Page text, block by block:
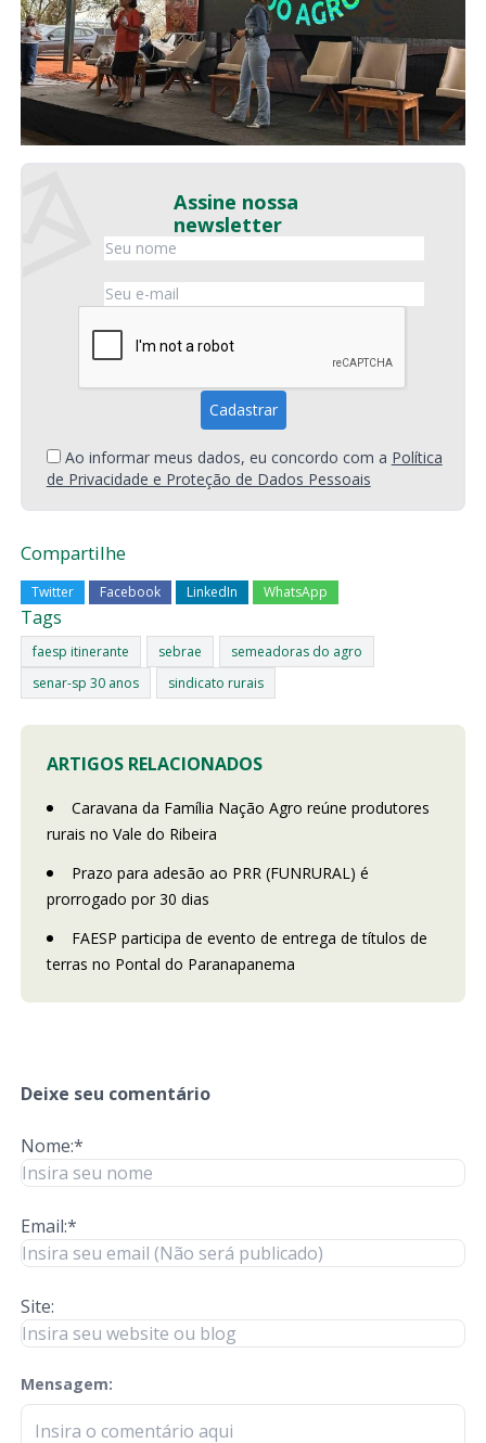
Assine nossa
newsletter
Ao informar meus dados, eu concordo com a Política
de Privacidade e Proteção de Dados Pessoais
Compartilhe
Twitter Facebook LinkedIn WhatsApp
Tags
faesp itinerante sebrae
semeadoras do agro
senar-sp 30 anos
sindicato rurais
ARTIGOS RELACIONADOS
Caravana da Família Nação Agro reúne produtores
rurais no Vale do Ribeira
Prazo para adesão ao PRR (FUNRURAL) é
prorrogado por 30 dias
FAESP participa de evento de entrega de títulos de
terras no Pontal do Paranapanema
Deixe seu comentário
Nome:*
Email:*
Site:
Mensagem:
check-terms